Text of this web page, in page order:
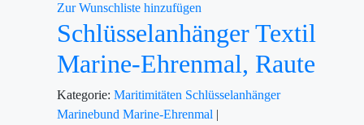
Zur Wunschliste hinzufügen
Schlüsselanhänger Textil
Marine-Ehrenmal, Raute
Kategorie: Maritimitäten Schlüsselanhänger
Marinebund Marine-Ehrenmal |